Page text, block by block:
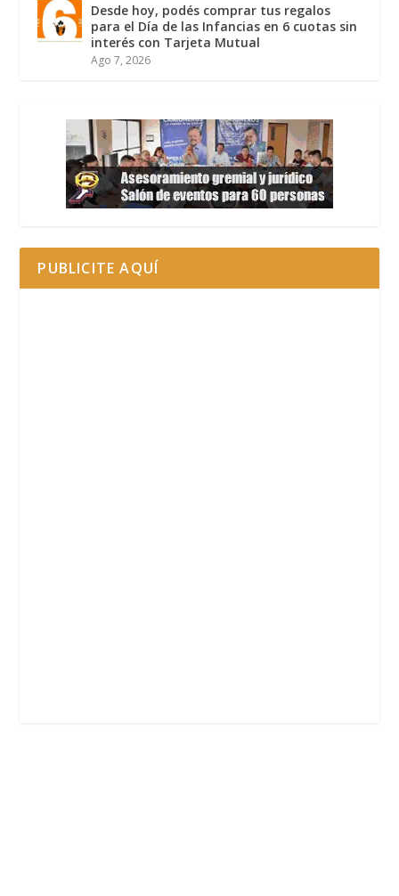
Desde hoy, podés comprar tus regalos
para el Día de las Infancias en 6 cuotas sin
interés con Tarjeta Mutual
Ago 7, 2026
PUBLICITE AQUÍ